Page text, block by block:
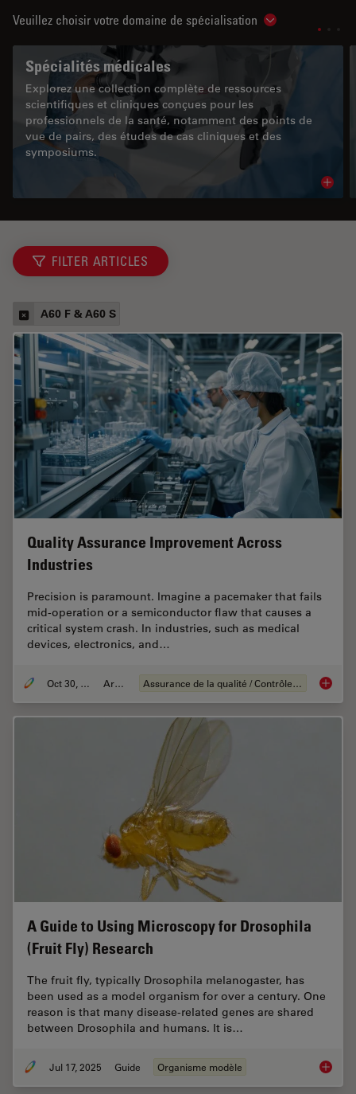
Veuillez choisir votre domaine de spécialisation Show
Spécialités médicales
Explorez une collection complète de ressources
scientifiques et cliniques conçues pour les
professionnels de la santé, notamment des points de
vue de pairs, des études de cas cliniques et des
symposiums.
FILTER ARTICLES
A60 F & A60 S
Quality Assurance Improvement Across
Industries
Precision is paramount. Imagine a pacemaker that fails
mid-operation or a semiconductor flaw that causes a
critical system crash. In industries, such as medical
devices, electronics, and…
Oct 30, 2025 Article Assurance de la qualité / Contrôle de la qualité Quality
A Guide to Using Microscopy for Drosophila
(Fruit Fly) Research
The fruit fly, typically Drosophila melanogaster, has
been used as a model organism for over a century. One
reason is that many disease-related genes are shared
between Drosophila and humans. It is…
Jul 17, 2025 Guide Organisme modèle A